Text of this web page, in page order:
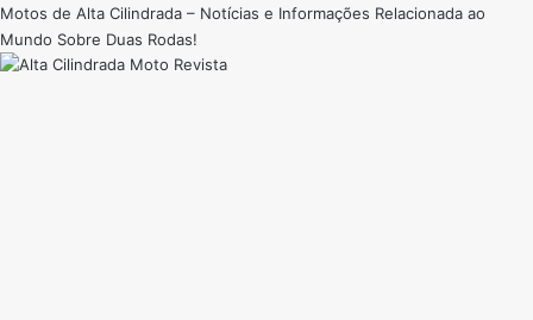
Motos de Alta Cilindrada – Notícias e Informações Relacionada ao
Mundo Sobre Duas Rodas!